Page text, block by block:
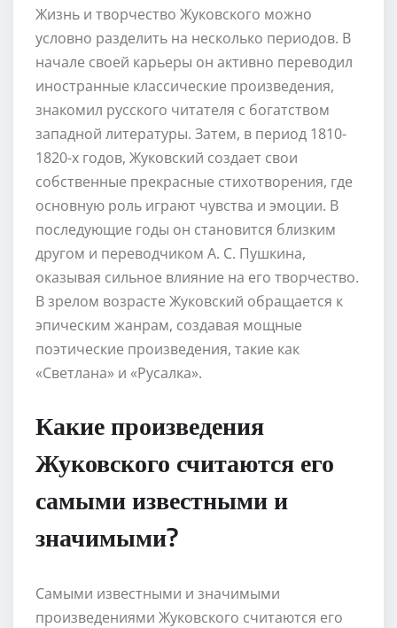
Жизнь и творчество Жуковского можно
условно разделить на несколько периодов. В
начале своей карьеры он активно переводил
иностранные классические произведения,
знакомил русского читателя с богатством
западной литературы. Затем, в период 1810-
1820-х годов, Жуковский создает свои
собственные прекрасные стихотворения, где
основную роль играют чувства и эмоции. В
последующие годы он становится близким
другом и переводчиком А. С. Пушкина,
оказывая сильное влияние на его творчество.
В зрелом возрасте Жуковский обращается к
эпическим жанрам, создавая мощные
поэтические произведения, такие как
«Светлана» и «Русалка».
Какие произведения
Жуковского считаются его
самыми известными и
значимыми?
Самыми известными и значимыми
произведениями Жуковского считаются его